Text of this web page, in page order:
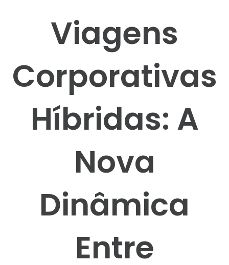
Viagens
Corporativas
Híbridas: A
Nova
Dinâmica
Entre